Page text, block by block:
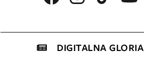
DIGITALNA GLORIA